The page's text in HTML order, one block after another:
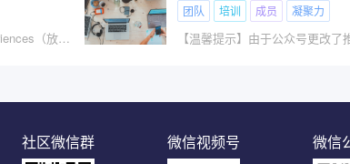
《Doing It——Management 3.0 Experiences（放手去做——管理3.0实战手册）》是Ralph Van Roosmalen撰写的关于如何实践管理3.0的一本书。今天分享的是第七章：可视化价值观，给团队起名。
团队 培训 成员 凝聚力
微信
微信视频号
社区微信群